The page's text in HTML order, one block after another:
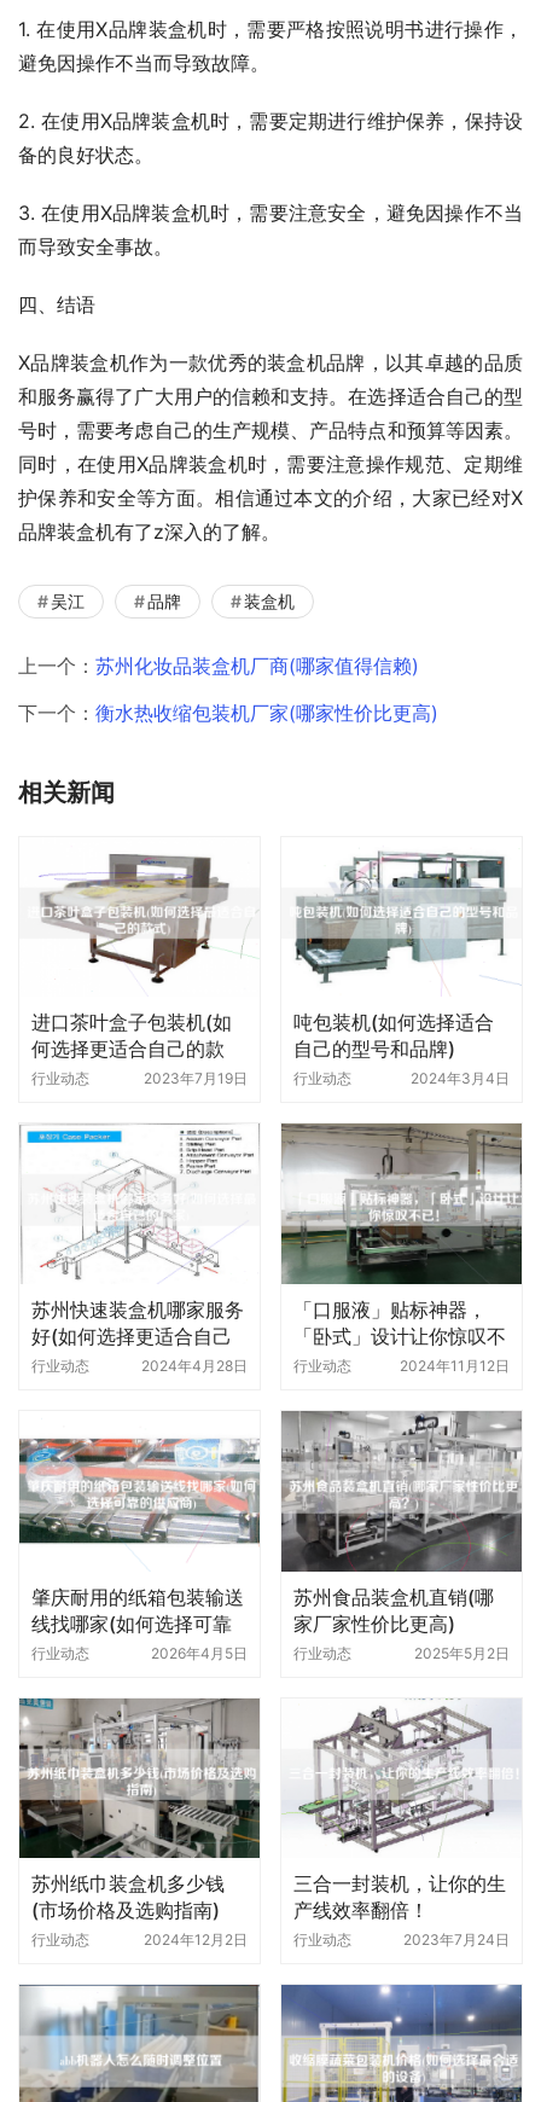
1. 在使用X品牌装盒机时，需要严格按照说明书进行操作，
避免因操作不当而导致故障。
2. 在使用X品牌装盒机时，需要定期进行维护保养，保持设
备的良好状态。
3. 在使用X品牌装盒机时，需要注意安全，避免因操作不当
而导致安全事故。
四、结语
X品牌装盒机作为一款优秀的装盒机品牌，以其卓越的品质
和服务赢得了广大用户的信赖和支持。在选择适合自己的型
号时，需要考虑自己的生产规模、产品特点和预算等因素。
同时，在使用X品牌装盒机时，需要注意操作规范、定期维
护保养和安全等方面。相信通过本文的介绍，大家已经对X
品牌装盒机有了z深入的了解。
吴江 品牌 装盒机
上一个： 苏州化妆品装盒机厂商(哪家值得信赖)
下一个： 衡水热收缩包装机厂家(哪家性价比更高)
相关新闻
进口茶叶盒子包装机(如
何选择更适合自己的款
式)
行业动态 2023年7月19日
吨包装机(如何选择适合
自己的型号和品牌)
行业动态 2024年3月4日
苏州快速装盒机哪家服务
好(如何选择更适合自己
的厂家)
行业动态 2024年4月28日
「口服液」贴标神器，
「卧式」设计让你惊叹不
已！
行业动态 2024年11月12日
肇庆耐用的纸箱包装输送
线找哪家(如何选择可靠
的供应商)
行业动态 2026年4月5日
苏州食品装盒机直销(哪
家厂家性价比更高)
行业动态 2025年5月2日
苏州纸巾装盒机多少钱
(市场价格及选购指南)
行业动态 2024年12月2日
三合一封装机，让你的生
产线效率翻倍！
行业动态 2023年7月24日